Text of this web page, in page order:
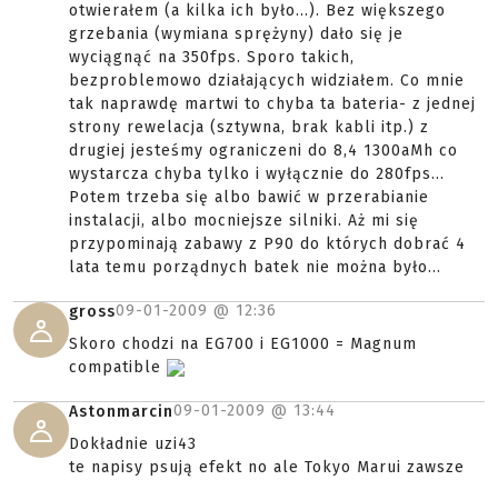
otwierałem (a kilka ich było...). Bez większego
grzebania (wymiana sprężyny) dało się je
wyciągnąć na 350fps. Sporo takich,
bezproblemowo działających widziałem. Co mnie
tak naprawdę martwi to chyba ta bateria- z jednej
strony rewelacja (sztywna, brak kabli itp.) z
drugiej jesteśmy ograniczeni do 8,4 1300aMh co
wystarcza chyba tylko i wyłącznie do 280fps...
Potem trzeba się albo bawić w przerabianie
instalacji, albo mocniejsze silniki. Aż mi się
przypominają zabawy z P90 do których dobrać 4
lata temu porządnych batek nie można było...
gross09-01-2009 @ 12:36
Skoro chodzi na EG700 i EG1000 = Magnum
compatible
Astonmarcin09-01-2009 @ 13:44
Dokładnie uzi43
te napisy psują efekt no ale Tokyo Marui zawsze